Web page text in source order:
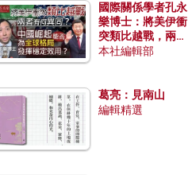
國際關係學者孔永
樂博士：將美伊衝
突類比越戰，兩者
有何異同？中國崛
本社編輯部
葛亮：見南山
編輯精選